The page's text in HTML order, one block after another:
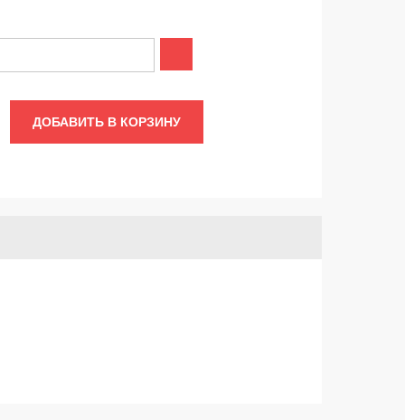
ДОБАВИТЬ В КОРЗИНУ